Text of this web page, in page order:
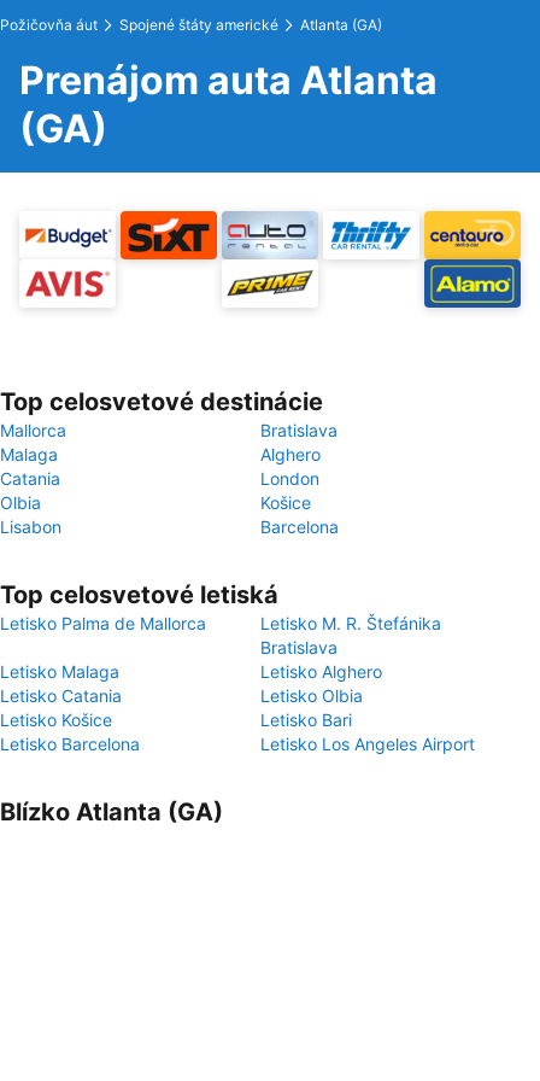
Požičovňa áut Spojené štáty americké Atlanta (GA)
Prenájom auta Atlanta
(GA)
Top celosvetové destinácie
Mallorca
Bratislava
Malaga
Alghero
Catania
London
Olbia
Košice
Lisabon
Barcelona
Top celosvetové letiská
Letisko Palma de Mallorca
Letisko M. R. Štefánika
Bratislava
Letisko Malaga
Letisko Alghero
Letisko Catania
Letisko Olbia
Letisko Košice
Letisko Bari
Letisko Barcelona
Letisko Los Angeles Airport
Blízko Atlanta (GA)